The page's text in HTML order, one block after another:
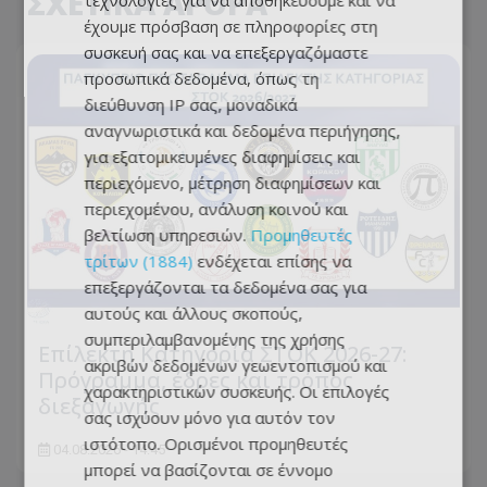
Επίλεκτη Κατηγορία ΣΤΟΚ 2026-27:
Πρόγραμμα, έδρες και τρόπος
διεξαγωγής
04.08.2026 - 14:45
έχουμε πρόσβαση σε πληροφορίες στη
συσκευή σας και να επεξεργαζόμαστε
προσωπικά δεδομένα, όπως τη
διεύθυνση IP σας, μοναδικά
αναγνωριστικά και δεδομένα περιήγησης,
για εξατομικευμένες διαφημίσεις και
περιεχόμενο, μέτρηση διαφημίσεων και
περιεχομένου, ανάλυση κοινού και
βελτίωση υπηρεσιών. Προμηθευτές
τρίτων (1884) ενδέχεται επίσης να
επεξεργάζονται τα δεδομένα σας για
αυτούς και άλλους σκοπούς,
συμπεριλαμβανομένης της χρήσης
ακριβών δεδομένων γεωεντοπισμού και
χαρακτηριστικών συσκευής. Οι επιλογές
σας ισχύουν μόνο για αυτόν τον
ιστότοπο. Ορισμένοι προμηθευτές
μπορεί να βασίζονται σε έννομο